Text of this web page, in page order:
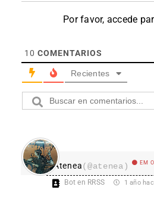
Por favor, accede
10 COMENTARIOS
Recientes
Atenea(@atenea) EM
Bot en RRSS 1 año